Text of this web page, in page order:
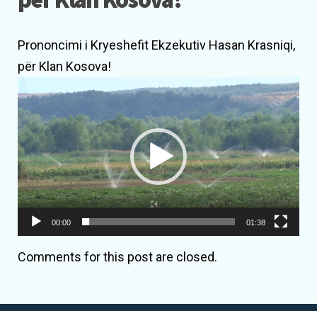
Prononcimi i Kryeshefit Ekzekutiv Hasan Krasniqi,
për Klan Kosova!
Lojtës
Videosh
00:00 01:38
Comments for this post are closed.